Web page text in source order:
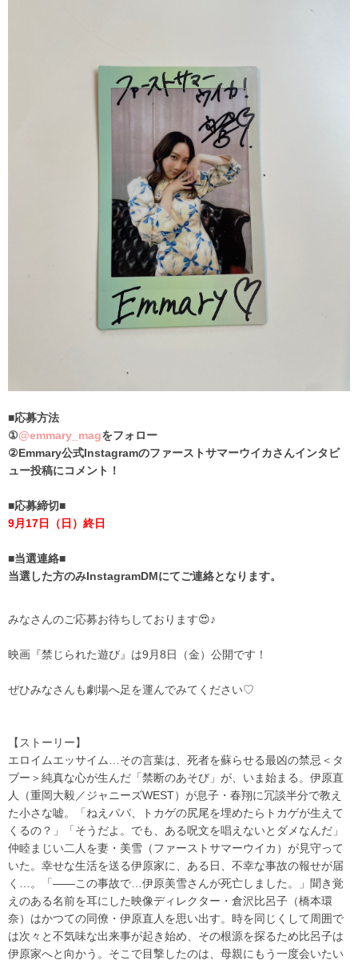
■応募方法
①@emmary_magをフォロー
②Emmary公式Instagramのファーストサマーウイカさんインタビ
ュー投稿にコメント！
■応募締切■
9月17日（日）終日
■当選連絡■
当選した方のみInstagramDMにてご連絡となります。
みなさんのご応募お待ちしております😍♪
映画『禁じられた遊び』は9 月8日 （金）公開です ！
ぜひみなさんも劇場へ足を運んでみてください♡
【ストーリー】
エロイムエッサイム…その言葉は、死者を蘇らせる最凶の禁忌＜タ
ブー＞純真な心が生んだ「禁断のあそび」が、いま始まる。伊原直
人（重岡大毅／ジャニーズWEST）が息子・春翔に冗談半分で教え
た小さな嘘。「ねえパパ、トカゲの尻尾を埋めたらトカゲが生えて
くるの？」「そうだよ。でも、ある呪文を唱えないとダメなんだ」
仲睦まじい二人を妻・美雪（ファーストサマーウイカ）が見守って
いた。幸せな生活を送る伊原家に、ある日、不幸な事故の報せが届
く…。「――この事故で…伊原美雪さんが死亡しました。」聞き覚
えのある名前を耳にした映像ディレクター・倉沢比呂子（橋本環
奈）はかつての同僚・伊原直人を思い出す。時を同じくして周囲で
は次々と不気味な出来事が起き始め、その根源を探るため比呂子は
伊原家へと向かう。そこで目撃したのは、母親にもう一度会いたい